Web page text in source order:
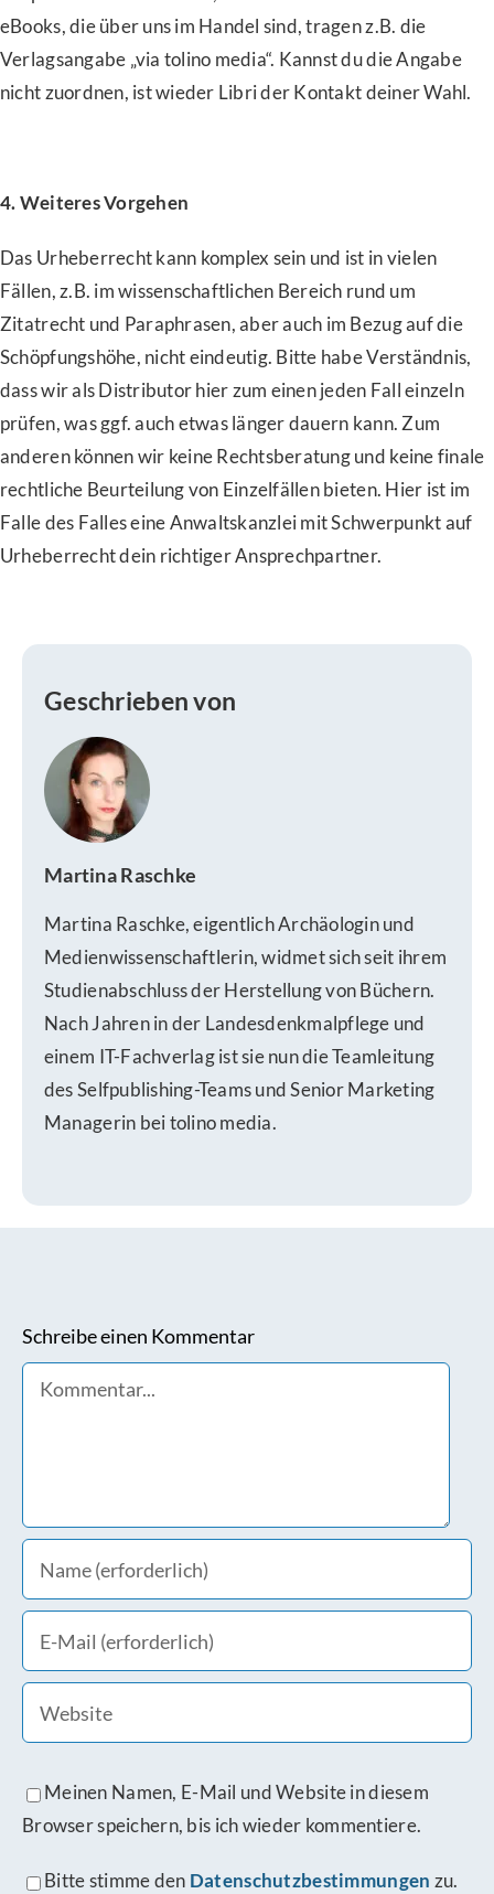
eBooks, die über uns im Handel sind, tragen z.B. die
Verlagsangabe „via tolino media“. Kannst du die Angabe
nicht zuordnen, ist wieder Libri der Kontakt deiner Wahl.
4. Weiteres Vorgehen
Das Urheberrecht kann komplex sein und ist in vielen
Fällen, z.B. im wissenschaftlichen Bereich rund um
Zitatrecht und Paraphrasen, aber auch im Bezug auf die
Schöpfungshöhe, nicht eindeutig. Bitte habe Verständnis,
dass wir als Distributor hier zum einen jeden Fall einzeln
prüfen, was ggf. auch etwas länger dauern kann. Zum
anderen können wir keine Rechtsberatung und keine finale
rechtliche Beurteilung von Einzelfällen bieten. Hier ist im
Falle des Falles eine Anwaltskanzlei mit Schwerpunkt auf
Urheberrecht dein richtiger Ansprechpartner.
Geschrieben von
Martina Raschke
Martina Raschke, eigentlich Archäologin und
Medienwissenschaftlerin, widmet sich seit ihrem
Studienabschluss der Herstellung von Büchern.
Nach Jahren in der Landesdenkmalpflege und
einem IT-Fachverlag ist sie nun die Teamleitung
des Selfpublishing-Teams und Senior Marketing
Managerin bei tolino media.
Schreibe einen Kommentar
Comment
Meinen Namen, E-Mail und Website in diesem
Browser speichern, bis ich wieder kommentiere.
Bitte stimme den Datenschutzbestimmungen zu.